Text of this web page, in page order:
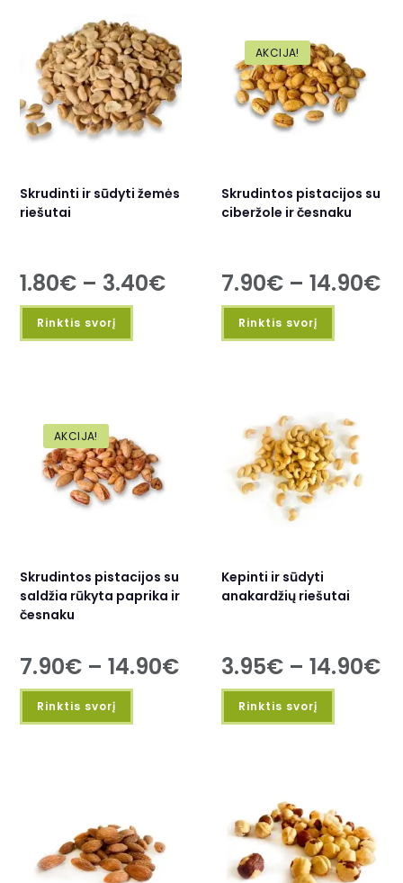
Skrudinti ir sūdyti žemės
riešutai
1.80€ – 3.40€
Rinktis svorį
AKCIJA!
Skrudintos pistacijos su
ciberžole ir česnaku
7.90€ – 14.90€
Rinktis svorį
AKCIJA!
Skrudintos pistacijos su
saldžia rūkyta paprika ir
česnaku
7.90€ – 14.90€
Rinktis svorį
Kepinti ir sūdyti
anakardžių riešutai
3.95€ – 14.90€
Rinktis svorį